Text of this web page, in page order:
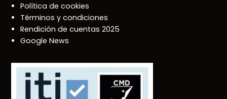
Política de cookies
Términos y condiciones
Rendición de cuentas 2025
Google News